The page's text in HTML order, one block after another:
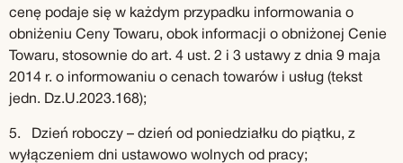
cenę podaje się w każdym przypadku informowania o
obniżeniu Ceny Towaru, obok informacji o obniżonej Cenie
Towaru, stosownie do art. 4 ust. 2 i 3 ustawy z dnia 9 maja
2014 r. o informowaniu o cenach towarów i usług (tekst
jedn. Dz.U.2023.168);
5. Dzień roboczy – dzień od poniedziałku do piątku, z
wyłączeniem dni ustawowo wolnych od pracy;